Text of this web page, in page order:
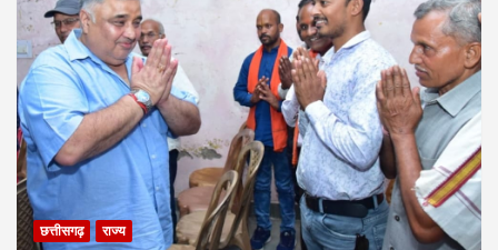
छत्तीसगढ़ राज्य